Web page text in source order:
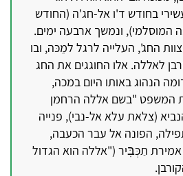
בחודש ד'ו אל-חג'ה (החודש
המוסלמי), ונמשך ארבעה ימים.
החג', העלייה לרגל למֵכּה, ובו
לאללה. אלו החוגגים את החג
הנהוג באותו היום במכה,
המשפט "בשם אללה הרחמן
(צלאת עלא אל-נבי), פנייה
הפונה אל עבר הכעבה,
תַכְּבּׅיר ("אללה הוא הגדול